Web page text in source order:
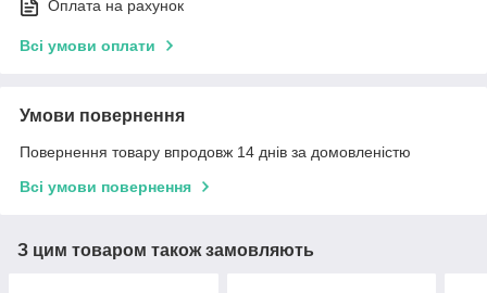
Оплата на рахунок
Всі умови оплати
Умови повернення
Повернення товару впродовж 14 днів за домовленістю
Всі умови повернення
З цим товаром також замовляють